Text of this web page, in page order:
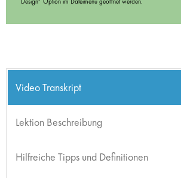
Video Transkript
Lektion Beschreibung
Hilfreiche Tipps und Definitionen